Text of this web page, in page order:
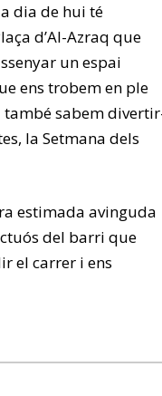
dia de hui té
d’Al-Azraq que
un espai
ens trobem en ple
també sabem
la Setmana dels
estimada avinguda
del barri que
el carrer i ens